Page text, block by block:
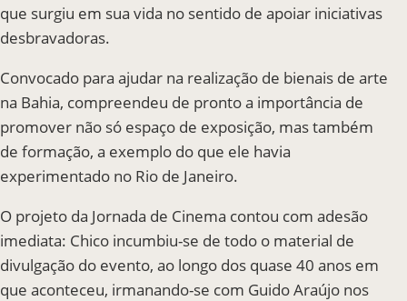
que surgiu em sua vida no sentido de apoiar iniciativas
desbravadoras.
Convocado para ajudar na realização de bienais de arte
na Bahia, compreendeu de pronto a importância de
promover não só espaço de exposição, mas também
de formação, a exemplo do que ele havia
experimentado no Rio de Janeiro.
O projeto da Jornada de Cinema contou com adesão
imediata: Chico incumbiu-se de todo o material de
divulgação do evento, ao longo dos quase 40 anos em
que aconteceu, irmanando-se com Guido Araújo nos